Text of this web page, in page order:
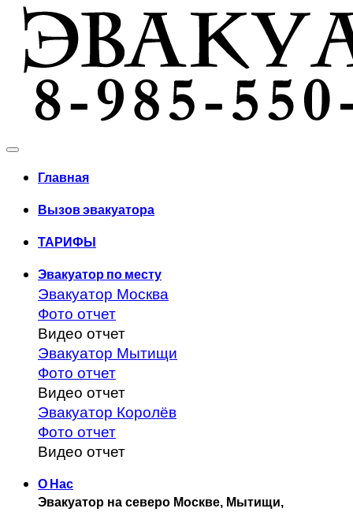
Главная
Вызов эвакуатора
ТАРИФЫ
Эвакуатор по месту
Эвакуатор Москва
Фото отчет
Видео отчет
Эвакуатор Мытищи
Фото отчет
Видео отчет
Эвакуатор Королёв
Фото отчет
Видео отчет
О Нас
Эвакуатор на северо Москве, Мытищи,